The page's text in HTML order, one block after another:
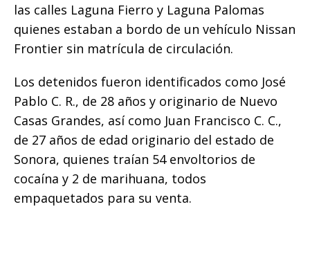
las calles Laguna Fierro y Laguna Palomas
quienes estaban a bordo de un vehículo Nissan
Frontier sin matrícula de circulación.
Los detenidos fueron identificados como José
Pablo C. R., de 28 años y originario de Nuevo
Casas Grandes, así como Juan Francisco C. C.,
de 27 años de edad originario del estado de
Sonora, quienes traían 54 envoltorios de
cocaína y 2 de marihuana, todos
empaquetados para su venta.